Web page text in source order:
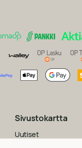
Sivustokartta
Uutiset